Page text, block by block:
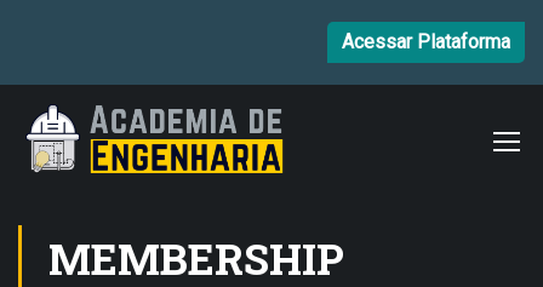
Acessar Plataforma
MEMBERSHIP